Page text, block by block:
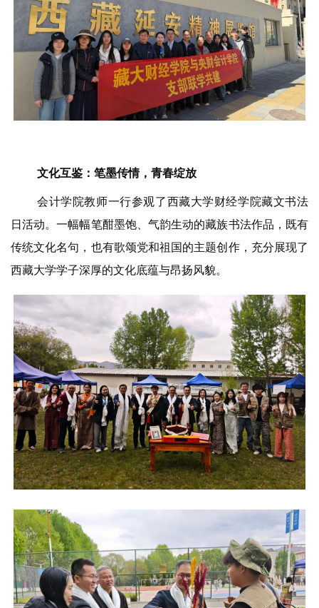
文化互鉴：笔墨传情，青春绽放
会计学院教师一行参观了西藏大学财经学院藏文书法
日活动。一幅幅笔酣墨饱、气韵生动的藏族书法作品，既有
传统文化名句，也有歌颂党和祖国的主题创作，充分展现了
西藏大学学子深厚的文化底蕴与昂扬风貌。